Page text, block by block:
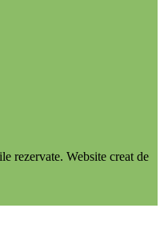
rezervate. Website creat de